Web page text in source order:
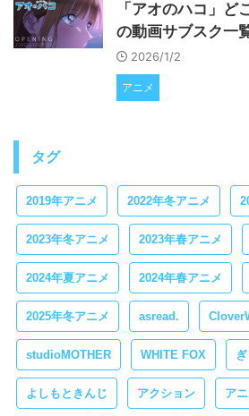
「アオのハコ」ど
の動画サブスク一
2026/1/2
アニメ
タグ
2019年アニメ 2022年冬アニメ
2023年冬アニメ 2023年春アニメ
2024年夏アニメ 2024年春アニメ
2025年冬アニメ asread.
studioMOTHER WHITE FOX
よしもときんじ アクション ア